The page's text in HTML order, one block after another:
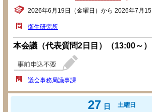
2026年6月19日（金曜日）から 2026年7月15
衛生研究所
本会議（代表質問2日目）（13:00～）
議会事務局議事課
27 日 土曜日